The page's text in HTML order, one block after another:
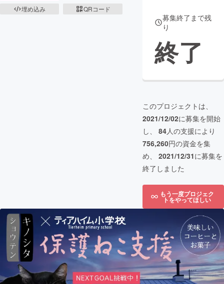
埋め込み
QRコード
募集終了まで残
り
終了
このプロジェクトは、
2021/12/02に募集を開始
し、 84人の支援により
756,260円の資金を集
め、 2021/12/31に募集を
終了しました
もう一度プロジェク
トをやってほしい